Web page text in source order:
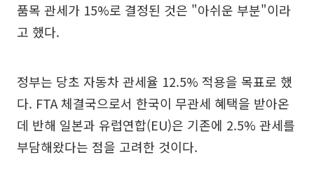
품목 관세가 15%로 결정된 것은 "아쉬운 부분"이라
고 했다.
정부는 당초 자동차 관세율 12.5% 적용을 목표로 했
다. FTA 체결국으로서 한국이 무관세 혜택을 받아온
데 반해 일본과 유럽연합(EU)은 기존에 2.5% 관세를
부담해왔다는 점을 고려한 것이다.